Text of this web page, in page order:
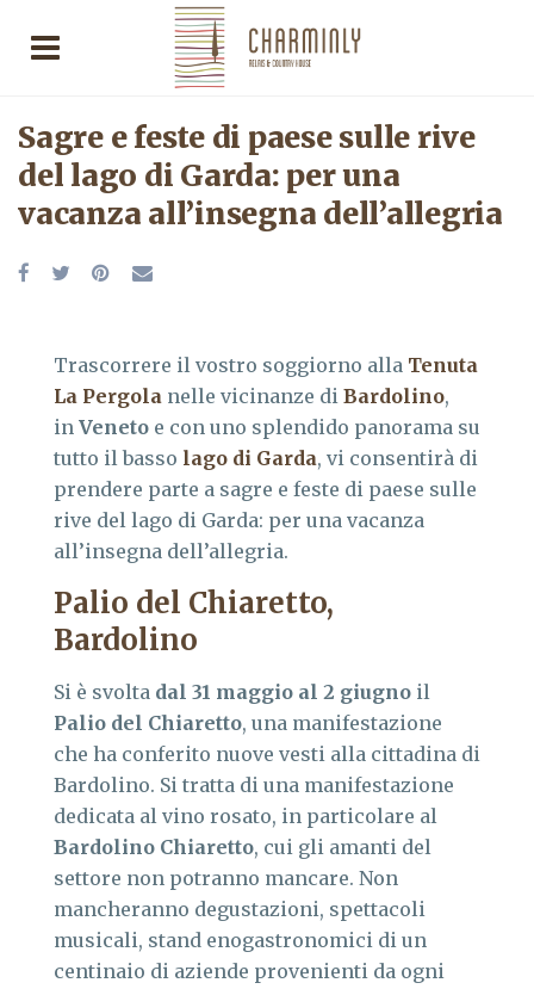
Sagre e feste di paese sulle rive
del lago di Garda: per una
vacanza all’insegna dell’allegria
Trascorrere il vostro soggiorno alla Tenuta
La Pergola nelle vicinanze di Bardolino,
in Veneto e con uno splendido panorama su
tutto il basso lago di Garda, vi consentirà di
prendere parte a sagre e feste di paese sulle
rive del lago di Garda: per una vacanza
all’insegna dell’allegria.
Palio del Chiaretto,
Bardolino
Si è svolta dal 31 maggio al 2 giugno il
Palio del Chiaretto, una manifestazione
che ha conferito nuove vesti alla cittadina di
Bardolino. Si tratta di una manifestazione
dedicata al vino rosato, in particolare al
Bardolino Chiaretto, cui gli amanti del
settore non potranno mancare. Non
mancheranno degustazioni, spettacoli
musicali, stand enogastronomici di un
centinaio di aziende provenienti da ogni